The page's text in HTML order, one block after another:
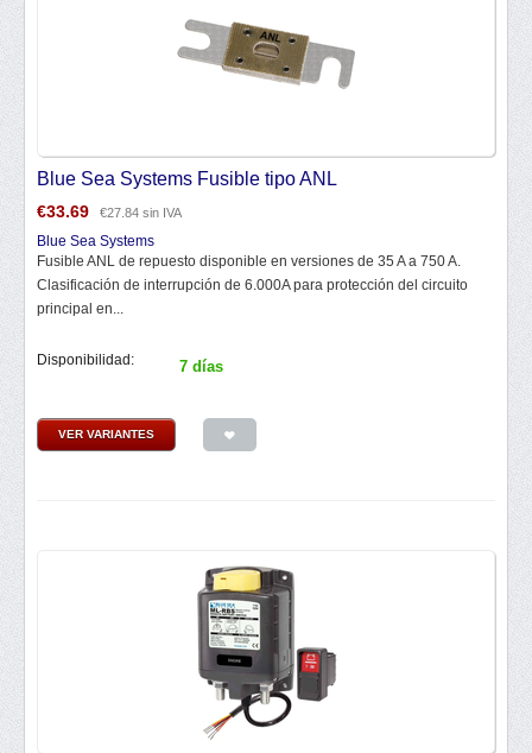
Blue Sea Systems Fusible tipo ANL
€33.69 €27.84 sin IVA
Blue Sea Systems
Fusible ANL de repuesto disponible en versiones de 35 A a 750 A.
Clasificación de interrupción de 6.000A para protección del circuito
principal en...
Disponibilidad: 7 días
VER VARIANTES